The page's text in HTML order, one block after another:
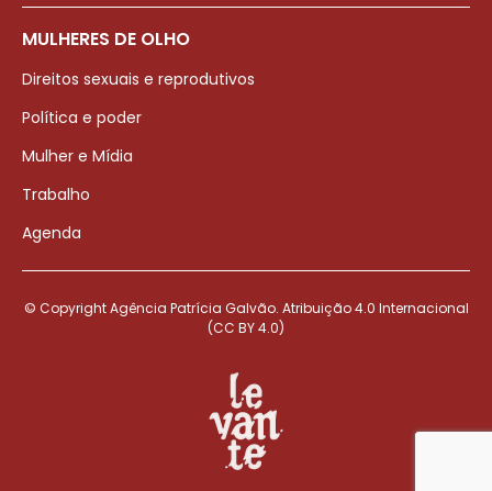
MULHERES DE OLHO
Direitos sexuais e reprodutivos
Política e poder
Mulher e Mídia
Trabalho
Agenda
© Copyright Agência Patrícia Galvão. Atribuição 4.0 Internacional
(CC BY 4.0)